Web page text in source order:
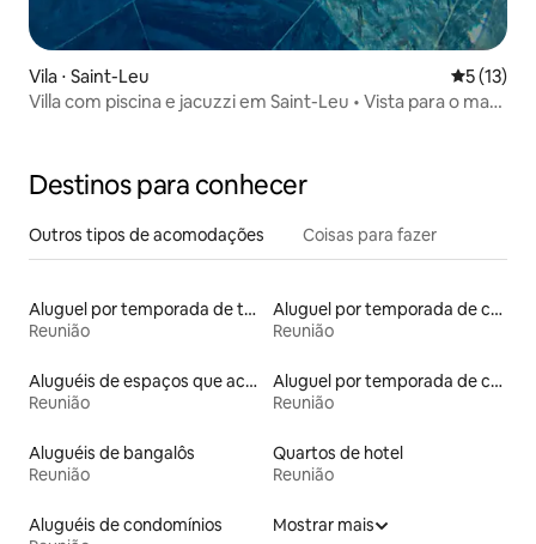
Vila ⋅ Saint-Leu 5 de uma
5 (13)
Villa com piscina e jacuzzi em Saint-Leu • Vista para o mar •
Destinos para conhecer
Outros tipos de acomodações Coisas para fazer
Aluguel por temporada de townhouses
Reunião
Aluguel por temporada de casas de veraneio
Reunião
Aluguéis de espaços que aceitam animais de estimação
Reunião
Aluguel por temporada de casas de hóspedes
Reunião
Aluguéis de bangalôs
Reunião
Quartos de hotel
Reunião
Aluguéis de condomínios
Mostrar mais